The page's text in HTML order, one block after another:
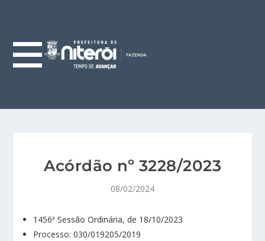
Acórdão nº 3228/2023
08/02/2024
1456ª Sessão Ordinária, de 18/10/2023
Processo: 030/019205/2019